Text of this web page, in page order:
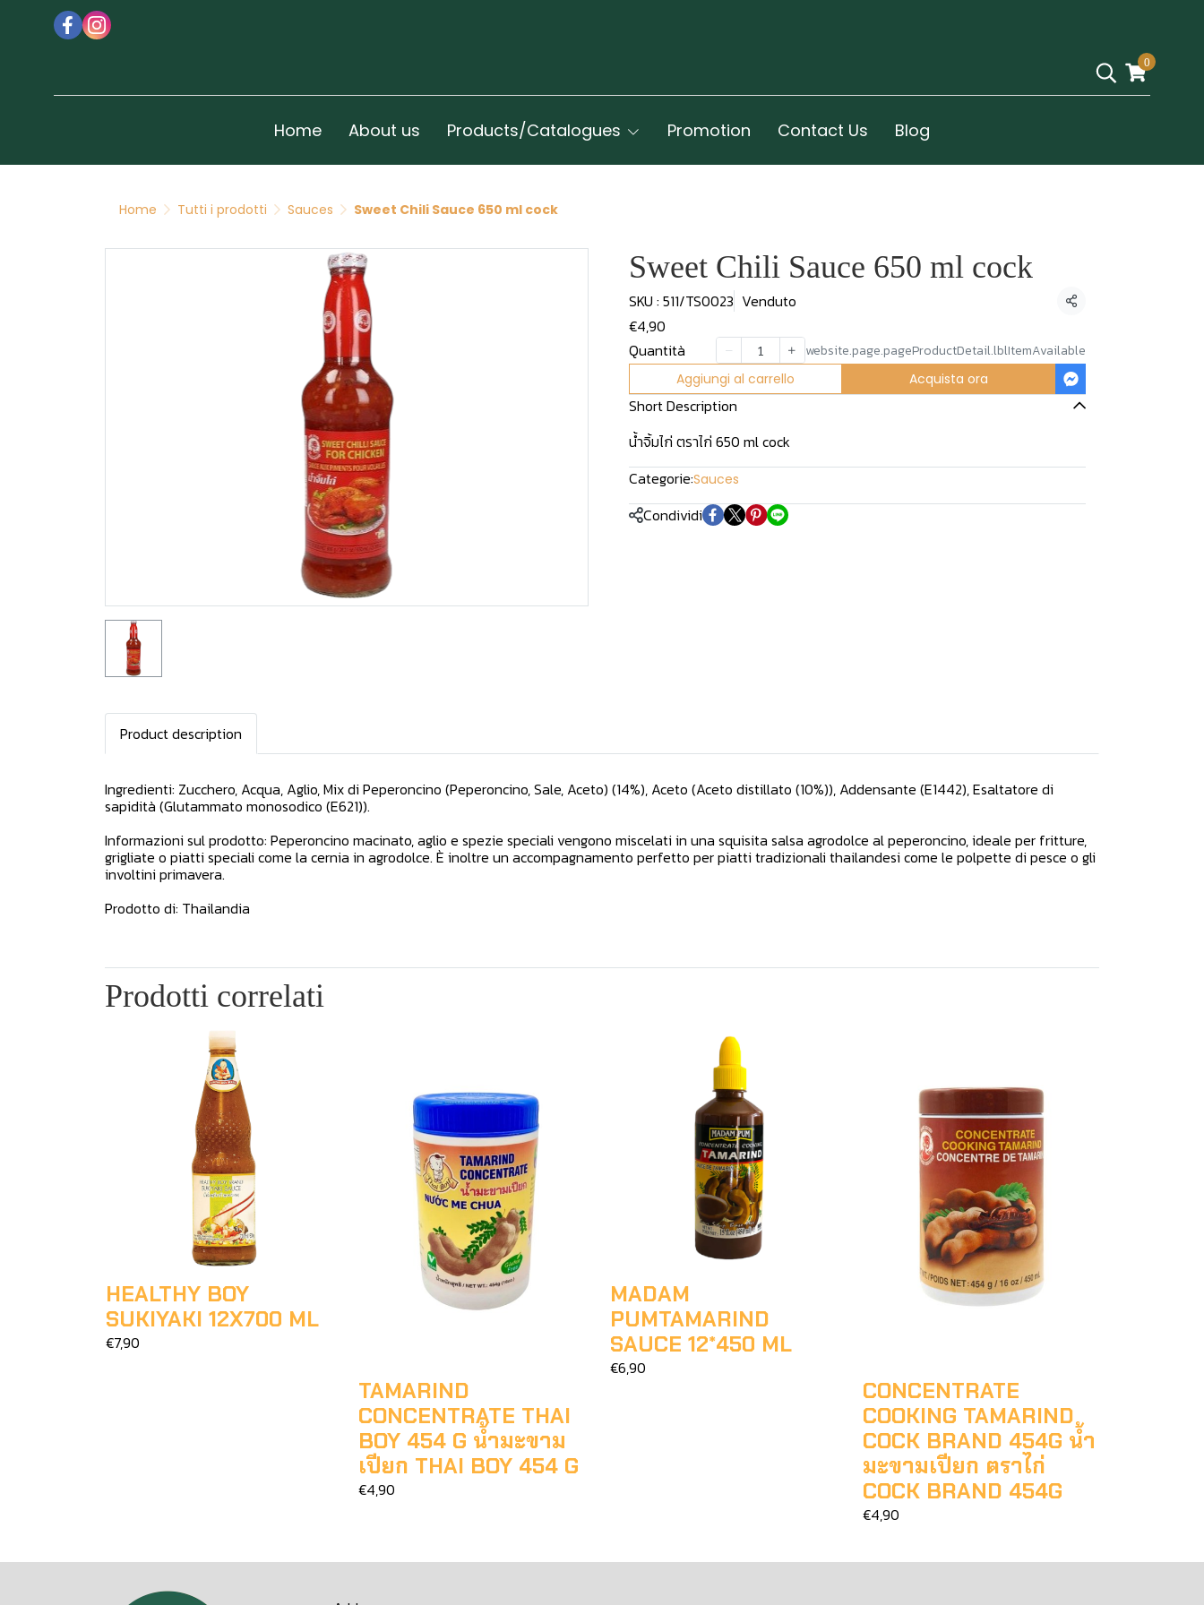
0
Home About us Products/Catalogues Promotion Contact Us Blog
Home Tutti i prodotti Sauces Sweet Chili Sauce 650 ml cock
Sweet Chili Sauce 650 ml cock
SKU : 511/TS0023 Venduto Condividi
€4,90
Quantità
website.page.pageProductDetail.lblItemAvailable
Aggiungi al carrello Acquista ora
Short Description
น้ำจิ้มไก่ ตราไก่ 650 ml cock
Categorie:Sauces
Condividi
Product description
Ingredienti: Zucchero, Acqua, Aglio, Mix di Peperoncino (Peperoncino, Sale, Aceto) (14%), Aceto (Aceto distillato (10%)), Addensante (E1442), Esaltatore di
sapidità (Glutammato monosodico (E621)).
Informazioni sul prodotto: Peperoncino macinato, aglio e spezie speciali vengono miscelati in una squisita salsa agrodolce al peperoncino, ideale per fritture,
grigliate o piatti speciali come la cernia in agrodolce. È inoltre un accompagnamento perfetto per piatti tradizionali thailandesi come le polpette di pesce o gli
involtini primavera.
Prodotto di: Thailandia
Prodotti correlati
HEALTHY BOY
SUKIYAKI 12X700 ML
€7,90
TAMARIND
CONCENTRATE THAI
BOY 454 G น้ำมะขาม
เปียก THAI BOY 454 G
€4,90
MADAM
PUMTAMARIND
SAUCE 12*450 ML
€6,90
CONCENTRATE
COOKING TAMARIND
COCK BRAND 454G น้ำ
มะขามเปียก ตราไก่
COCK BRAND 454G
€4,90